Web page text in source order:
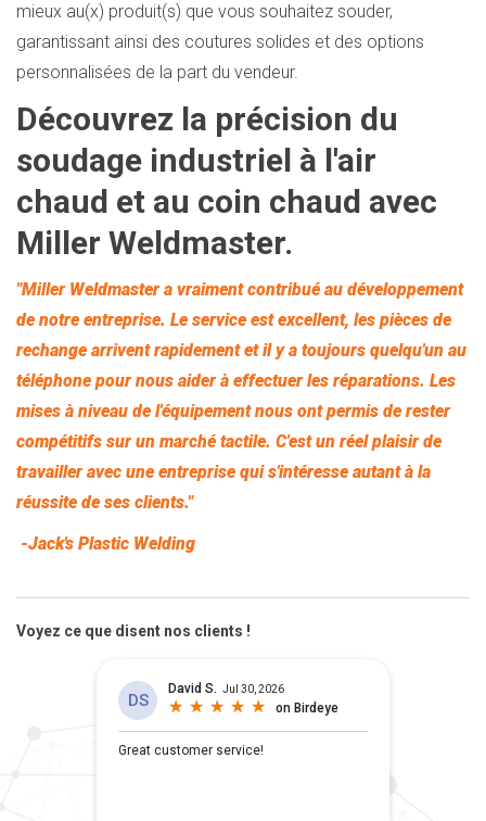
mieux au(x) produit(s) que vous souhaitez souder,
garantissant ainsi des coutures solides et des options
personnalisées de la part du vendeur.
Découvrez la précision du
soudage industriel à l'air
chaud et au coin chaud avec
Miller Weldmaster.
"Miller Weldmaster a vraiment contribué au développement
de notre entreprise. Le service est excellent, les pièces de
rechange arrivent rapidement et il y a toujours quelqu'un au
téléphone pour nous aider à effectuer les réparations. Les
mises à niveau de l'équipement nous ont permis de rester
compétitifs sur un marché tactile. C'est un réel plaisir de
travailler avec une entreprise qui s'intéresse autant à la
réussite de ses clients."
-Jack's Plastic Welding
Voyez ce que disent nos clients !